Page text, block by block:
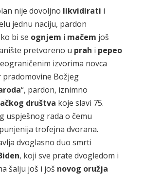
nije dovoljno likvidirati i
jednu naciju, pardon
bi se ognjem i mačem još
pretvoreno u prah i pepeo
izvorima novca
Božjeg
“, pardon, iznimno
društva koje slavi 75.
uspješnog rada o čemu
trofejna dvorana.
dvoglasno duo smrti
, koji sve prate dvogledom i
šalju još i još novog oružja